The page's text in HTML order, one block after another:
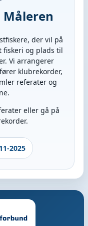
der vil på
fiskeri og plads til
Vi arrangerer
klubrekorder,
referater og
eller gå på
2025